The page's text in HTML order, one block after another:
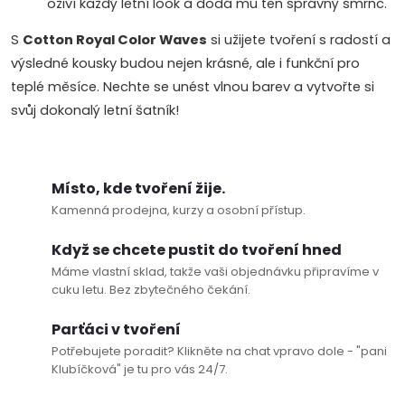
u
oživí každý letní look a dodá mu ten správný šmrnc.
S Cotton Royal Color Waves si užijete tvoření s radostí a
výsledné kousky budou nejen krásné, ale i funkční pro
teplé měsíce. Nechte se unést vlnou barev a vytvořte si
svůj dokonalý letní šatník!
Místo, kde tvoření žije.
Kamenná prodejna, kurzy a osobní přístup.
Když se chcete pustit do tvoření hned
Máme vlastní sklad, takže vaši objednávku připravíme v
cuku letu. Bez zbytečného čekání.
Parťáci v tvoření
Potřebujete poradit? Klikněte na chat vpravo dole - "pani
Klubíčková" je tu pro vás 24/7.